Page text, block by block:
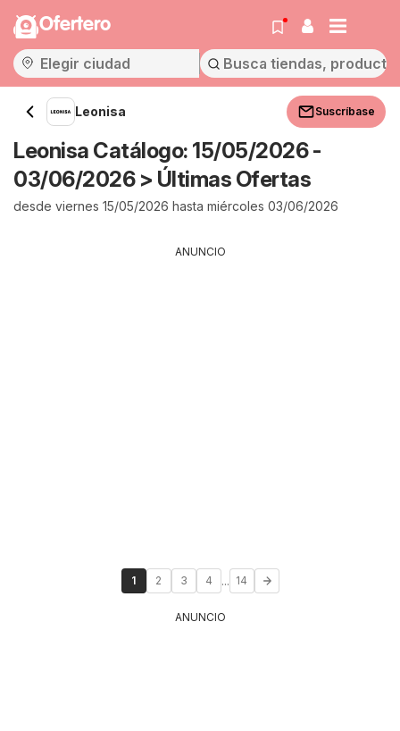
Ofertero
Leonisa Suscríbase
Leonisa Catálogo: 15/05/2026 -
03/06/2026 > Últimas Ofertas
desde viernes 15/05/2026 hasta miércoles 03/06/2026
ANUNCIO
1 2 3 4 ... 14
ANUNCIO